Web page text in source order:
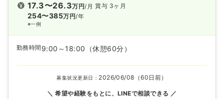
17.3〜26.3万円/月
254〜385万円/年
※一例
賞与 3ヶ月
勤務時間 9:00～18:00 （休憩60分）
募集状況更新日： 2026/06/08（60日前）
希望や経験をもとに、LINEで相談できる